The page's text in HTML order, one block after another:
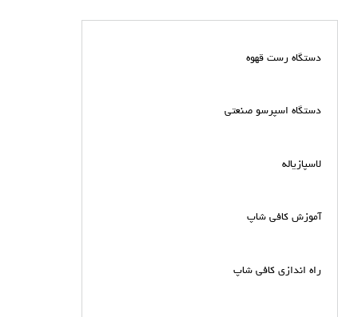
دستگاه رست قهوه
دستگاه اسپرسو صنعتی
لاسپازیاله
آموزش کافی شاپ
راه اندازی کافی شاپ